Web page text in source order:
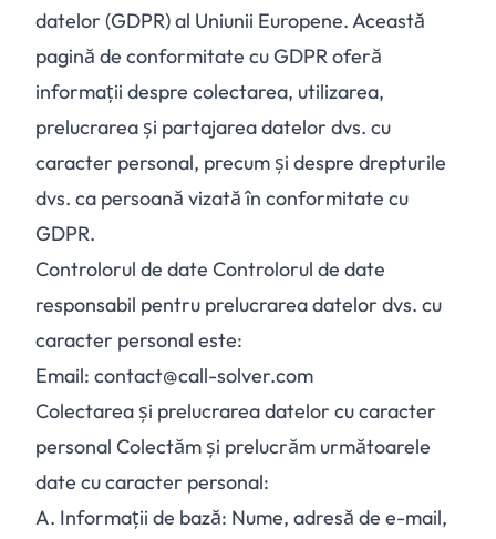
datelor (GDPR) al Uniunii Europene. Această
pagină de conformitate cu GDPR oferă
informații despre colectarea, utilizarea,
prelucrarea și partajarea datelor dvs. cu
caracter personal, precum și despre drepturile
dvs. ca persoană vizată în conformitate cu
GDPR.
Controlorul de date Controlorul de date
responsabil pentru prelucrarea datelor dvs. cu
caracter personal este:
Email: contact@call-solver.com
Colectarea și prelucrarea datelor cu caracter
personal Colectăm și prelucrăm următoarele
date cu caracter personal:
A. Informații de bază: Nume, adresă de e-mail,